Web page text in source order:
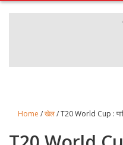
Home /खेल/ T20 World Cup :